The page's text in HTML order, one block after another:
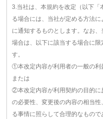
3.当社は、本規約を改定（以下「
る場合には、当社が定める方法
に通知するものとします。なお、
場合は、以下に該当する場合に限
す。
①本改定内容が利用者の一般の利
または
②本改定内容が利用契約の目的に
の必要性、変更後の内容の相当
る事情に照らして合理的なもので